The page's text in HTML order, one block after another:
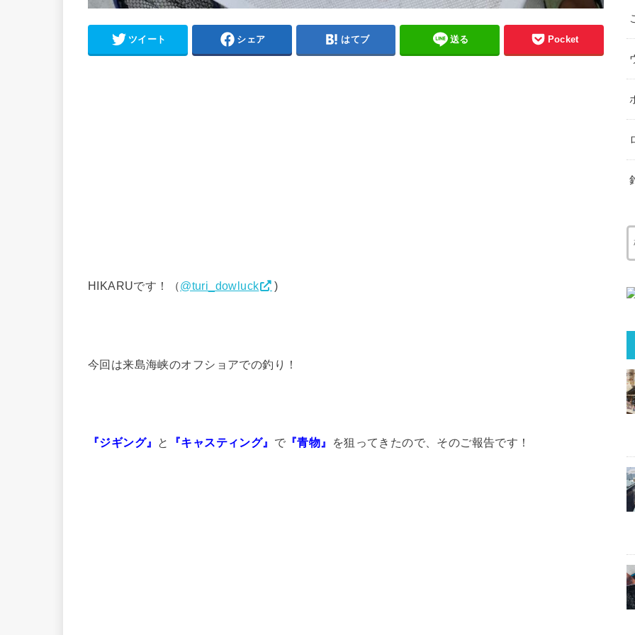
ツイート シェア はてブ 送る Pocket
HIKARUです！（@turi_dowluck )
今回は来島海峡のオフショアでの釣り！
『ジギング』 と 『キャスティング』 で 『青物』 を狙ってきたので、そのご報告です！